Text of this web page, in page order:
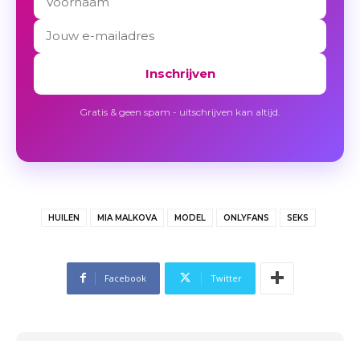
Inschrijven
Gratis & geen spam - uitschrijven kan altijd.
HUILEN MIA MALKOVA MODEL ONLYFANS SEKS
Facebook Twitter